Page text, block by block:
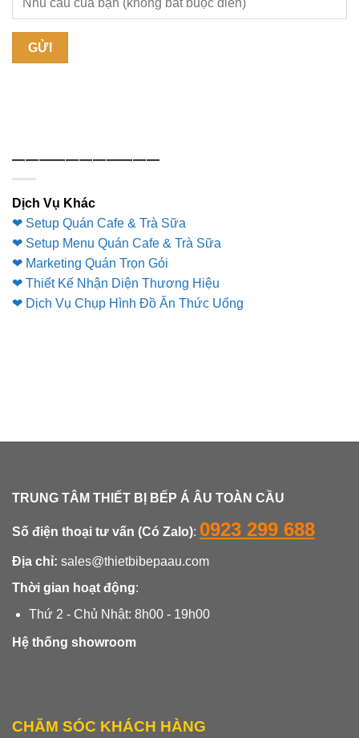
———————————
Dịch Vụ Khác
❤ Setup Quán Cafe & Trà Sữa
❤ Setup Menu Quán Cafe & Trà Sữa
❤ Marketing Quán Trọn Gói
❤ Thiết Kế Nhận Diện Thương Hiệu
❤ Dịch Vụ Chụp Hình Đồ Ăn Thức Uống
TRUNG TÂM THIẾT BỊ BẾP Á ÂU TOÀN CẦU
Số điện thoại tư vấn (Có Zalo): 0923 299 688
Địa chỉ: sales@thietbibepaau.com
Thời gian hoạt động:
Thứ 2 - Chủ Nhật: 8h00 - 19h00
Hệ thống showroom
CHĂM SÓC KHÁCH HÀNG